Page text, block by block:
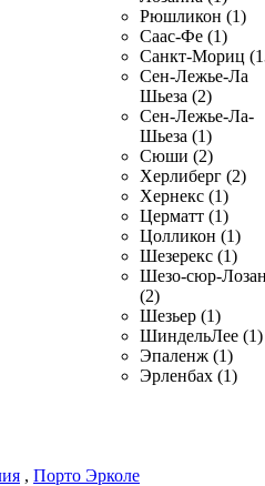
Рюшликон (1)
Саас-Фе (1)
Санкт-Мориц
Сен-Лежье-Ла
Шьеза (2)
Сен-Лежье-Ла-
Шьеза (1)
Сюши (2)
Херлиберг (2)
Хернекс (1)
Церматт (1)
Цолликон (1)
Шезерекс (1)
Шезо-сюр-
(2)
Шезьер (1)
ШиндельЛее (1)
Эпаленж (1)
Эрленбах (1)
, Порто Эрколе